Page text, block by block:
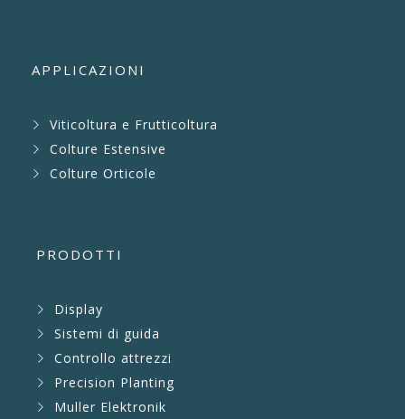
APPLICAZIONI
Viticoltura e Frutticoltura
Colture Estensive
Colture Orticole
PRODOTTI
Display
Sistemi di guida
Controllo attrezzi
Precision Planting
Muller Elektronik